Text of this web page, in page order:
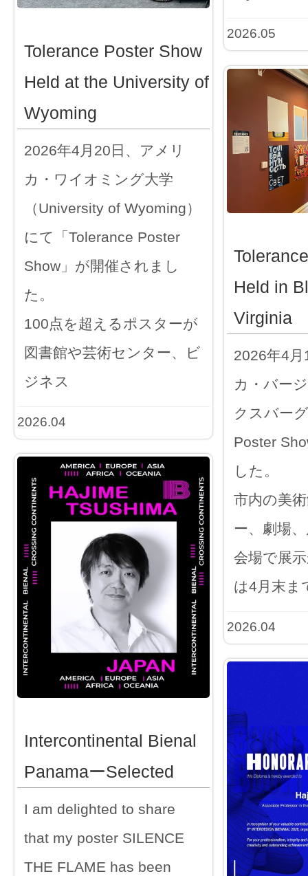
2026.05
Tolerance Poster Show
Held at the University of
Wyoming
2026年4月20日、アメリ
カ・ワイオミング大学
（University of Wyoming）
にて「Tolerance Poster
Show」が開催されまし
た。
100点を超えるポスターが
図書館や芸術センター、ビ
ジネス
2026.04
Held in
Virginia
2026年4
カ・バー
クスバー
Poster
した。
市内の美
ー、劇場
会場で展
は4月末ま
2026.04
Intercontinental Bienal
PanamaーSelected
I am delighted to share
that my poster SILENCE
THE FLAME has been